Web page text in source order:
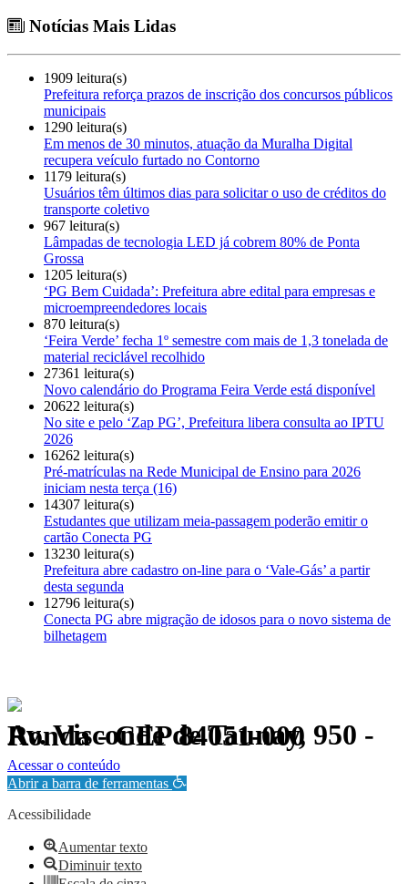
Notícias Mais Lidas
1909 leitura(s)
Prefeitura reforça prazos de inscrição dos concursos públicos
municipais
1290 leitura(s)
Em menos de 30 minutos, atuação da Muralha Digital
recupera veículo furtado no Contorno
1179 leitura(s)
Usuários têm últimos dias para solicitar o uso de créditos do
transporte coletivo
967 leitura(s)
Lâmpadas de tecnologia LED já cobrem 80% de Ponta
Grossa
1205 leitura(s)
‘PG Bem Cuidada’: Prefeitura abre edital para empresas e
microempreendedores locais
870 leitura(s)
‘Feira Verde’ fecha 1º semestre com mais de 1,3 tonelada de
material reciclável recolhido
27361 leitura(s)
Novo calendário do Programa Feira Verde está disponível
20622 leitura(s)
No site e pelo ‘Zap PG’, Prefeitura libera consulta ao IPTU
2026
16262 leitura(s)
Pré-matrículas na Rede Municipal de Ensino para 2026
iniciam nesta terça (16)
14307 leitura(s)
Estudantes que utilizam meia-passagem poderão emitir o
cartão Conecta PG
13230 leitura(s)
Prefeitura abre cadastro on-line para o ‘Vale-Gás’ a partir
desta segunda
12796 leitura(s)
Conecta PG abre migração de idosos para o novo sistema de
bilhetagem
Av. Visconde de Taunay, 950 - Ronda - CEP 84051-000
Política de Privacidade.
Acessar o conteúdo
Abrir a barra de ferramentas
Acessibilidade
Aumentar texto
Diminuir texto